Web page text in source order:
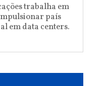
trabalha em
país
em data centers.